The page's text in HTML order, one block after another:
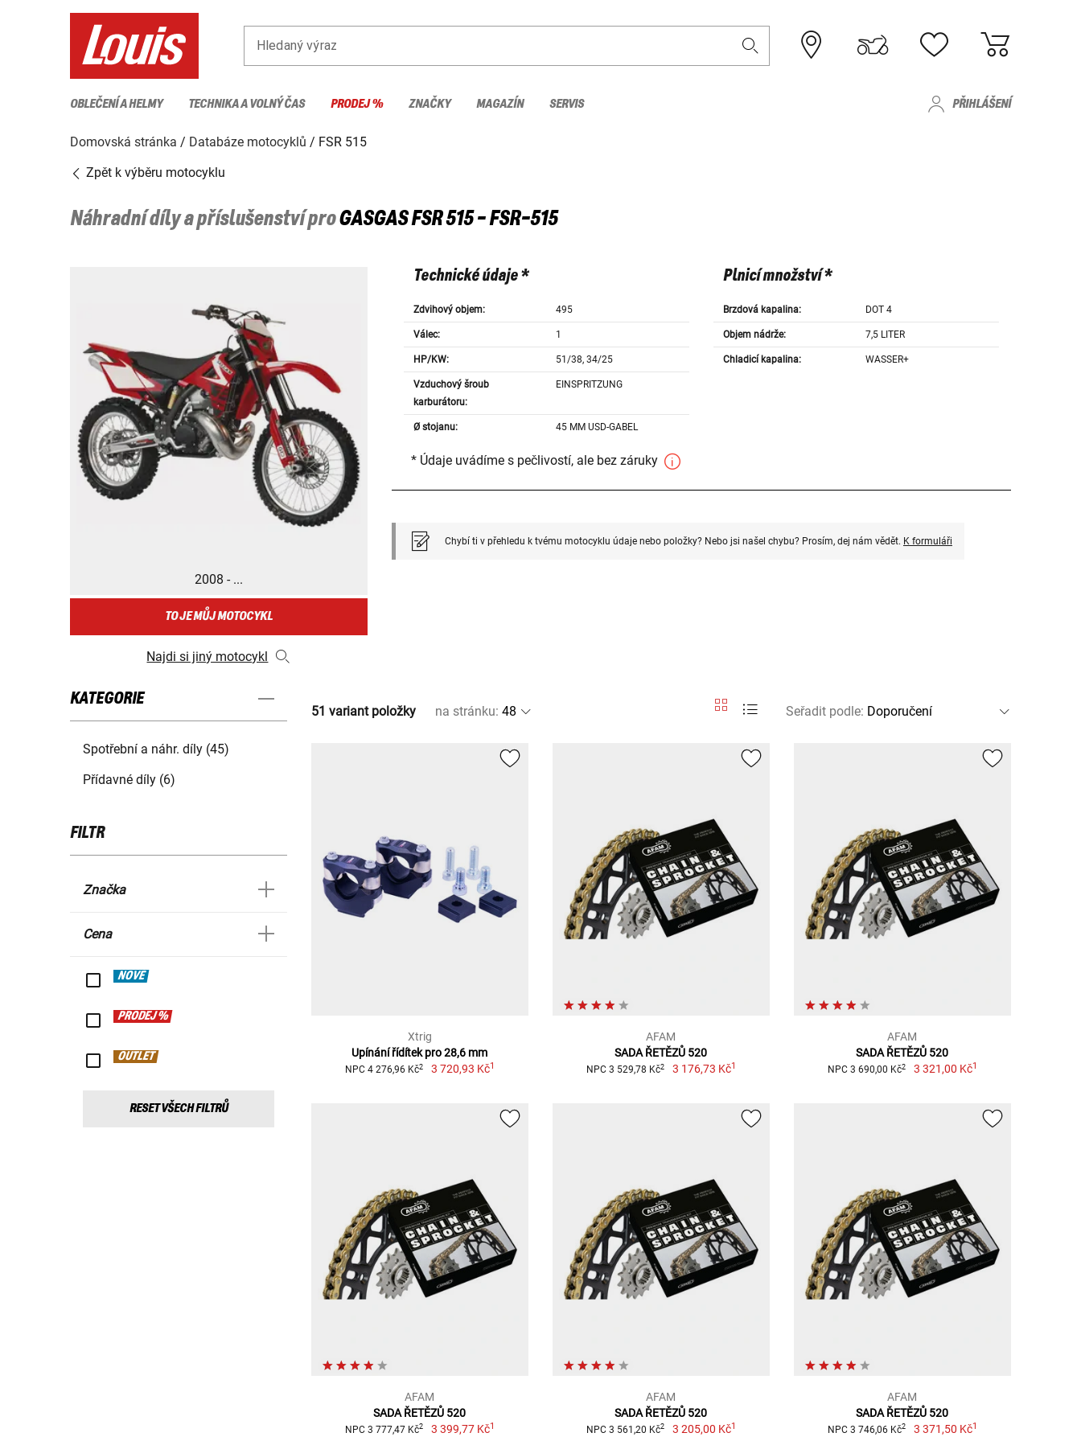
Hledaný výraz
OBLEČENÍ A HELMY TECHNIKA A VOLNÝ ČAS PRODEJ % ZNAČKY MAGAZÍN SERVIS PŘIHLÁŠENÍ
Domovská stránka Databáze motocyklů
FSR 515
Zpět k výběru motocyklu
Náhradní díly a příslušenství proGASGASFSR 515 - FSR-515
2008 - ...
TO JE MŮJ MOTOCYKL
Najdi si jiný motocykl
Technické údaje *
Zdvihový objem: 495
Válec: 1
HP/KW: 51/38, 34/25
Vzduchový šroub
karburátoru:
EINSPRITZUNG
Ø stojanu: 45 MM USD-GABEL
Plnicí množství *
Brzdová kapalina: DOT 4
Objem nádrže: 7,5 LITER
Chladicí kapalina: WASSER+
* Údaje uvádíme s pečlivostí, ale bez záruky
Chybí ti v přehledu k tvému motocyklu údaje nebo položky? Nebo jsi našel chybu? Prosím, dej nám vědět. K formuláři
KATEGORIE
Spotřební a náhr. díly (45)
Přídavné díly (6)
FILTR
Značka
Cena
NOVÉ
PRODEJ %
OUTLET
RESET VŠECH FILTRŮ
51 variant položky na stránku: Seřadit podle:
Xtrig
Upínání řídítek pro 28,6 mm
NPC 4 276,96 Kč2 3 720,93 Kč1
AFAM
SADA ŘETĚZŮ 520
NPC 3 529,78 Kč2 3 176,73 Kč1
AFAM
SADA ŘETĚZŮ 520
NPC 3 690,00 Kč2 3 321,00 Kč1
AFAM
SADA ŘETĚZŮ 520
NPC 3 777,47 Kč2 3 399,77 Kč1
AFAM
SADA ŘETĚZŮ 520
NPC 3 561,20 Kč2 3 205,00 Kč1
AFAM
SADA ŘETĚZŮ 520
NPC 3 746,06 Kč2 3 371,50 Kč1